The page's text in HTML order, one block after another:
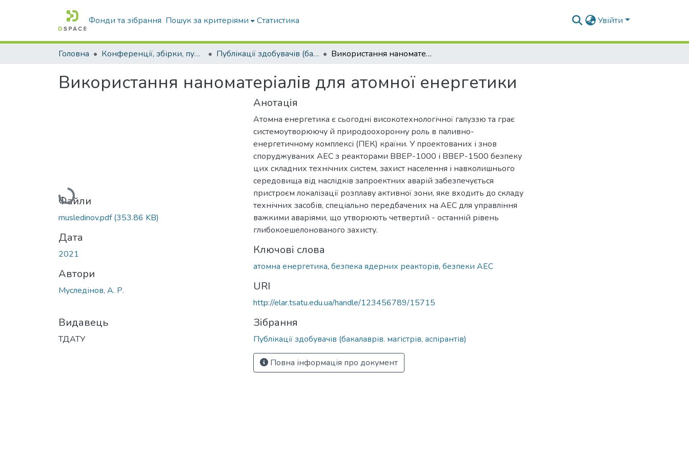
Фонди та зібрання Пошук за критеріями Статистика Увійти
Головна Конференції, збірки, публікації молодих вчених і здобувачів : магістрів, бакалаврів, аспірантів. Публікації здобувачів (бакалаврів. магістрів, аспірантів) Використання наноматеріалів для атомної енергетики
Використання наноматеріалів для атомної енергетики
Вантажиться...
Файли
musledinov.pdf(353.86 KB)
Дата
2021
Автори
Муследінов, А. Р.
Видавець
ТДАТУ
Анотація
Атомна енергетика є сьогодні високотехнологічної галуззю та грає
системоутворюючу й природоохоронну роль в паливно-
енергетичному комплексі (ПЕК) країни. У проектованих і знов
споруджуваних АЕС з реакторами ВВЕР-1000 і ВВЕР-1500 безпеку
цих складних технічних систем, захист населення і навколишнього
середовища від наслідків запроектних аварій забезпечується
пристроєм локалізації розплаву активної зони, яке входить до складу
технічних засобів, спеціально передбачених на АЕС для управління
важкими аваріями, що утворюють четвертий - останній рівень
глибокоешелонованого захисту.
Ключові слова
атомна енергетика, безпека ядерних реакторів, безпеки АЕС
URI
http://elar.tsatu.edu.ua/handle/123456789/15715
Зібрання
Публікації здобувачів (бакалаврів. магістрів, аспірантів)
Повна інформація про документ